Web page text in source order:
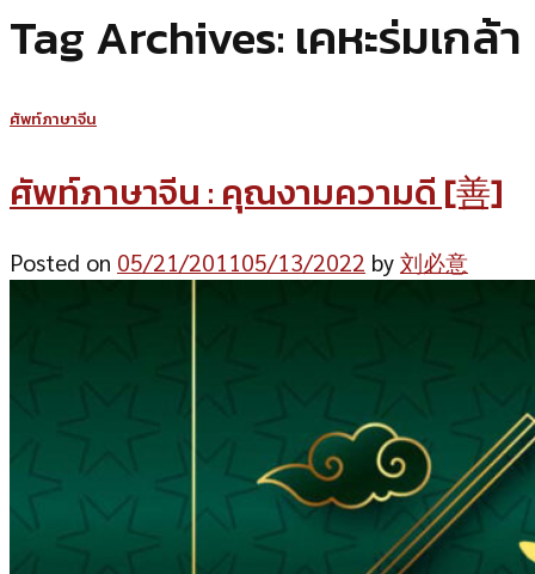
Tag Archives: เคหะร่มเกล้า
ศัพท์ภาษาจีน
ศัพท์ภาษาจีน : คุณงามความดี [善]
Posted on 05/21/201105/13/2022 by 刘必意